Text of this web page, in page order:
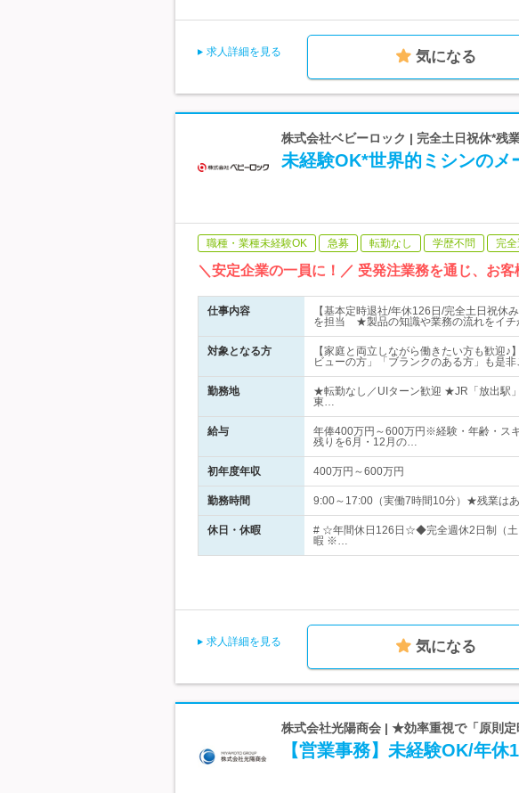
求人詳細を見る 気になる
株式会社ベビーロック | 完全土日祝休*残
未経験OK*世界的ミシンのメ
職種・業種未経験OK 急募 転勤なし 学歴不問 完全
＼安定企業の一員に！／ 受発注業務を通じ、お
仕事内容
【基本定時退社/年休126日/完全土日祝休
を担当 ★製品の知識や業務の流れをイチ
対象となる方
【家庭と両立しながら働きたい方も歓
ビューの方」「ブランクのある方」も是非
勤務地
★転勤なし／UIターン歓迎 ★JR「放出駅
東…
給与
年俸400万円～600万円※経験・年齢・ス
残りを6月・12月の…
初年度年収 400万円～600万円
勤務時間 9:00～17:00（実働7時間10分）★残業は
休日・休暇
# ☆年間休日126日☆◆完全週休2日制（
暇 ※…
求人詳細を見る 気になる
株式会社光陽商会 | ★効率重視で「原則
【営業事務】未経験OK/年休